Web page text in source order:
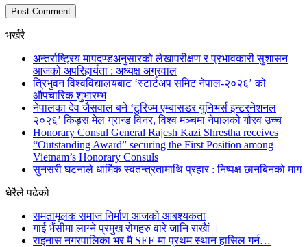
भर्खरै
अन्तर्राष्ट्रिय मापदण्डअनुसारको लेखापरीक्षण र प्रभावकारी सुशासन
आजको अपरिहार्यता : अध्यक्ष अग्रवाल
त्रिभुवन विश्वविद्यालयबाट ‘स्टार्टअप समिट नेपाल-२०२६’ को
औपचारिक शुभारम्भ
नेपालका देव जैसवाल बने ‘टुरिज्म एम्बासडर युनिभर्स इन्टरनेशनल
२०२६’ किड्स मेल ग्रान्ड विनर, विश्व मञ्चमा नेपालको गौरव उच्च
Honorary Consul General Rajesh Kazi Shrestha receives
“Outstanding Award” securing the First Position among
Vietnam’s Honorary Consuls
सुनसरी घटनाले धार्मिक स्वतन्त्रतामाथि प्रहार : निष्पक्ष छानबिनको माग
धेरैले पढेको
समतामूलक समाज निर्माण आजको आबश्यकता
गाई भैंसीमा लाग्ने प्रमुख रोगहरु वारे जानि राखैां ।
राइनास नगरपालिका भर मै SEE मा प्रथम स्थान हासिल गर्न…